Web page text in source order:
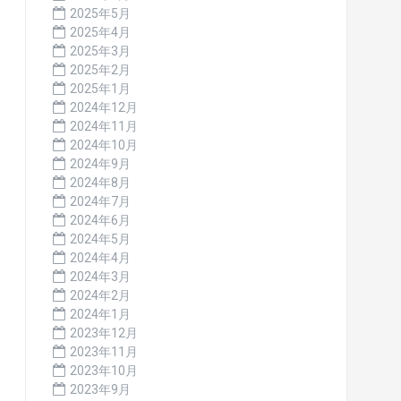
2025年5月
2025年4月
2025年3月
2025年2月
2025年1月
2024年12月
2024年11月
2024年10月
2024年9月
2024年8月
2024年7月
2024年6月
2024年5月
2024年4月
2024年3月
2024年2月
2024年1月
2023年12月
2023年11月
2023年10月
2023年9月